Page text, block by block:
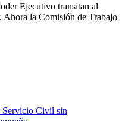
Ejecutivo transitan al
Ahora la Comisión de Trabajo